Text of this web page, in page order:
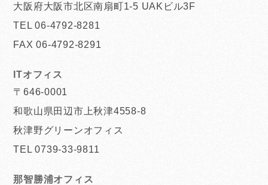
大阪府大阪市北区南扇町1-5 UAKビル3F
TEL 06-4792-8281
FAX 06-4792-8291
ITオフィス
〒646-0001
和歌山県田辺市上秋津4558-8
秋津野グリーンオフィス
TEL 0739-33-9811
那智勝浦オフィス